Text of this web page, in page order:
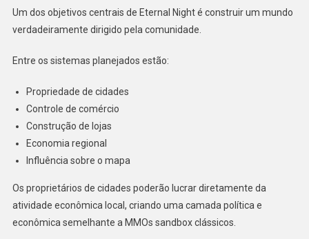
Um dos objetivos centrais de Eternal Night é construir um mundo
verdadeiramente dirigido pela comunidade.
Entre os sistemas planejados estão:
Propriedade de cidades
Controle de comércio
Construção de lojas
Economia regional
Influência sobre o mapa
Os proprietários de cidades poderão lucrar diretamente da
atividade econômica local, criando uma camada política e
econômica semelhante a MMOs sandbox clássicos.